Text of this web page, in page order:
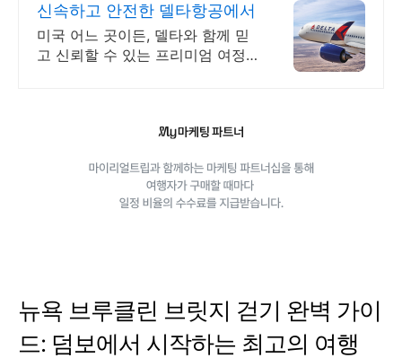
신속하고 안전한 델타항공에서
미국 어느 곳이든, 델타와 함께 믿
고 신뢰할 수 있는 프리미엄 여정
뉴욕 브루클린 브릿지 걷기 완벽 가이
드: 덤보에서 시작하는 최고의 여행